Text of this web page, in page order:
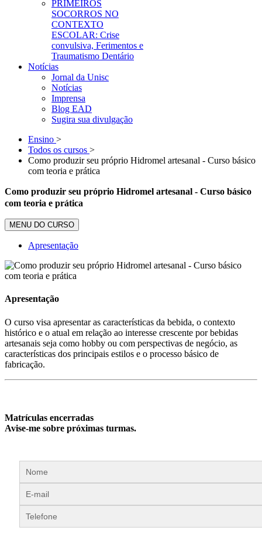
PRIMEIROS
SOCORROS NO
CONTEXTO
ESCOLAR: Crise
convulsiva, Ferimentos e
Traumatismo Dentário
Notícias
Jornal da Unisc
Notícias
Imprensa
Blog EAD
Sugira sua divulgação
Ensino >
Todos os cursos >
Como produzir seu próprio Hidromel artesanal - Curso básico
com teoria e prática
Como produzir seu próprio Hidromel artesanal - Curso básico
com teoria e prática
MENU DO CURSO
Apresentação
Apresentação
O curso visa apresentar as características da bebida, o contexto
histórico e o atual em relação ao interesse crescente por bebidas
artesanais seja como hobby ou com perspectivas de negócio, as
características dos principais estilos e o processo básico de
fabricação.
Matrículas encerradas
Avise-me sobre próximas turmas.